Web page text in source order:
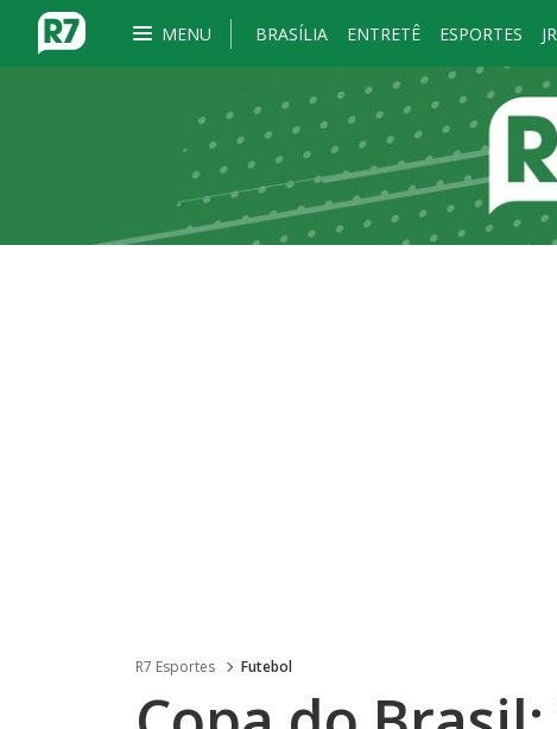
MENU BRASÍLIA ENTRETÊ ESPORTES
R7 Esportes Futebol